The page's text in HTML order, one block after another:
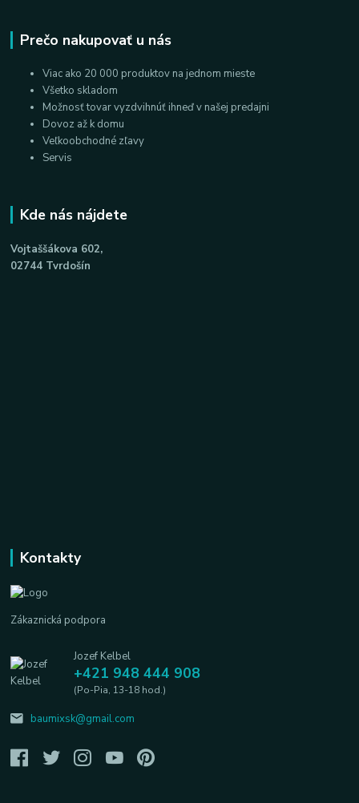
Prečo nakupovať u nás
Viac ako 20 000 produktov na jednom mieste
Všetko skladom
Možnosť tovar vyzdvihnúť ihneď v našej predajni
Dovoz až k domu
Veľkoobchodné zľavy
Servis
Kde nás nájdete
Vojtaššákova 602,
02744 Tvrdošín
Kontakty
Zákaznická podpora
Jozef Kelbel
+421 948 444 908
(Po-Pia, 13-18 hod.)
baumixsk@gmail.com